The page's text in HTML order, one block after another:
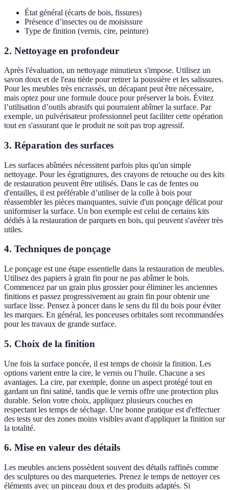
État général (écarts de bois, fissures)
Présence d’insectes ou de moisissure
Type de finition (vernis, cire, peinture)
2. Nettoyage en profondeur
Après l'évaluation, un nettoyage minutieux s'impose. Utilisez un
savon doux et de l'eau tiède pour retirer la poussière et les salissures.
Pour les meubles très encrassés, un décapant peut être nécessaire,
mais optez pour une formule douce pour préserver la bois. Évitez
l’utilisation d’outils abrasifs qui pourraient abîmer la surface. Par
exemple, un pulvérisateur professionnel peut faciliter cette opération
tout en s'assurant que le produit ne soit pas trop agressif.
3. Réparation des surfaces
Les surfaces abîmées nécessitent parfois plus qu'un simple
nettoyage. Pour les égratignures, des crayons de retouche ou des kits
de restauration peuvent être utilisés. Dans le cas de fentes ou
d'entailles, il est préférable d’utiliser de la colle à bois pour
réassembler les pièces manquantes, suivie d'un ponçage délicat pour
uniformiser la surface. Un bon exemple est celui de certains kits
dédiés à la restauration de parquets en bois, qui peuvent s'avérer très
utiles.
4. Techniques de ponçage
Le ponçage est une étape essentielle dans la restauration de meubles.
Utilisez des papiers à grain fin pour ne pas abîmer le bois.
Commencez par un grain plus grossier pour éliminer les anciennes
finitions et passez progressivement au grain fin pour obtenir une
surface lisse. Pensez à poncer dans le sens du fil du bois pour éviter
les marques. En général, les ponceuses orbitales sont recommandées
pour les travaux de grande surface.
5. Choix de la finition
Une fois la surface poncée, il est temps de choisir la finition. Les
options varient entre la cire, le vernis ou l’huile. Chacune a ses
avantages. La cire, par exemple, donne un aspect protégé tout en
gardant un fini satiné, tandis que le vernis offre une protection plus
durable. Selon votre choix, appliquez plusieurs couches en
respectant les temps de séchage. Une bonne pratique est d'effectuer
des tests sur des zones moins visibles avant d'appliquer la finition sur
la totalité.
6. Mise en valeur des détails
Les meubles anciens possèdent souvent des détails raffinés comme
des sculptures ou des marqueteries. Prenez le temps de nettoyer ces
éléments avec un pinceau doux et des produits adaptés. Si